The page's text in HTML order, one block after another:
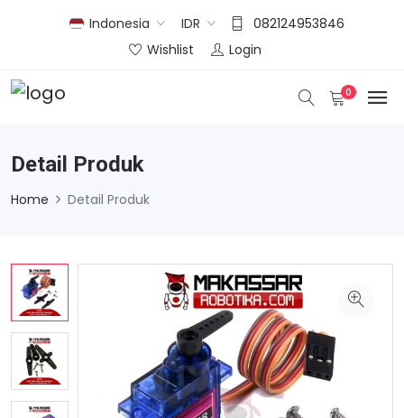
Indonesia IDR
082124953846
Wishlist
Login
0
Detail Produk
Home Detail Produk